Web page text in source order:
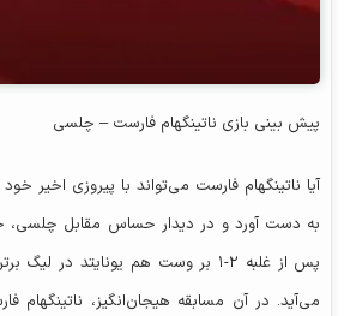
پیش‌ بینی بازی ناتینگهام فارست – چلسی
آیا ناتینگهام فارست می‌تواند با پیروزی اخیر
به دست آورد و در دیدار حساس مقابل چلسی،
پس از غلبه ۲-۱ بر وست هم یونایتد در